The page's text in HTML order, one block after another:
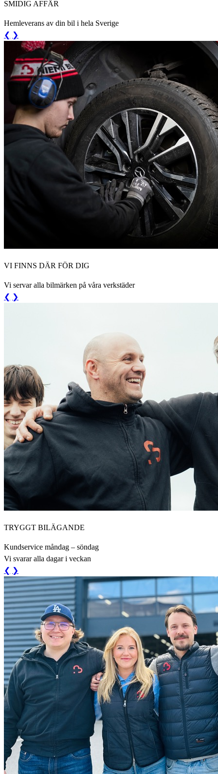
SMIDIG AFFÄR
Hemleverans av din bil i hela Sverige
❮ ❯
VI FINNS DÄR FÖR DIG
Vi servar alla bilmärken på våra verkstäder
❮ ❯
TRYGGT BILÄGANDE
Kundservice måndag – söndag
Vi svarar alla dagar i veckan
❮ ❯